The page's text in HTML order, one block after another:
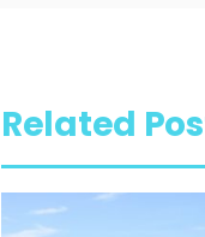
Related